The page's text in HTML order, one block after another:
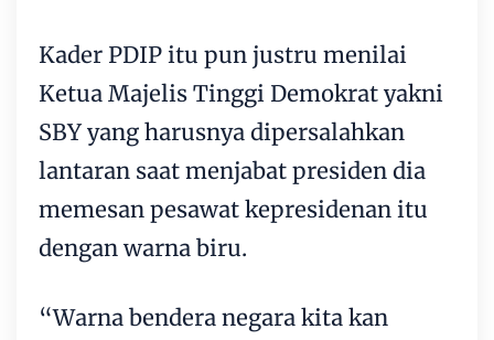
Kader PDIP itu pun justru menilai
Ketua Majelis Tinggi Demokrat yakni
SBY yang harusnya dipersalahkan
lantaran saat menjabat presiden dia
memesan pesawat kepresidenan itu
dengan warna biru.
“Warna bendera negara kita kan